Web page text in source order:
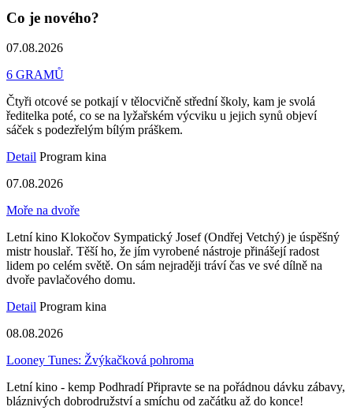
Co je nového?
07.08.2026
6 GRAMŮ
Čtyři otcové se potkají v tělocvičně střední školy, kam je svolá
ředitelka poté, co se na lyžařském výcviku u jejich synů objeví
sáček s podezřelým bílým práškem.
Detail Program kina
07.08.2026
Moře na dvoře
Letní kino Klokočov Sympatický Josef (Ondřej Vetchý) je úspěšný
mistr houslař. Těší ho, že jím vyrobené nástroje přinášejí radost
lidem po celém světě. On sám nejraději tráví čas ve své dílně na
dvoře pavlačového domu.
Detail Program kina
08.08.2026
Looney Tunes: Žvýkačková pohroma
Letní kino - kemp Podhradí Připravte se na pořádnou dávku zábavy,
bláznivých dobrodružství a smíchu od začátku až do konce!